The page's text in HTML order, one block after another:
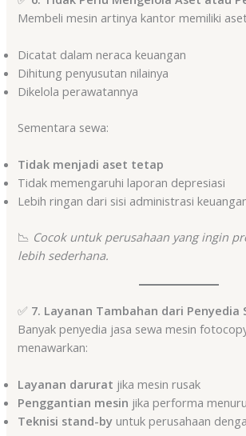
Membeli mesin artinya kantor memiliki
Dicatat dalam neraca keuangan
Dihitung penyusutan nilainya
Dikelola perawatannya
Sementara sewa:
Tidak menjadi aset tetap
Tidak memengaruhi laporan depresiasi
Lebih ringan dari sisi administrasi
📉 Cocok untuk perusahaan yang ingin
lebih sederhana.
✅ 7. Layanan Tambahan dari Penyedia
Banyak penyedia jasa sewa mesin
menawarkan:
Layanan darurat jika mesin rusak
Penggantian mesin jika performa
Teknisi stand-by untuk perusahaan